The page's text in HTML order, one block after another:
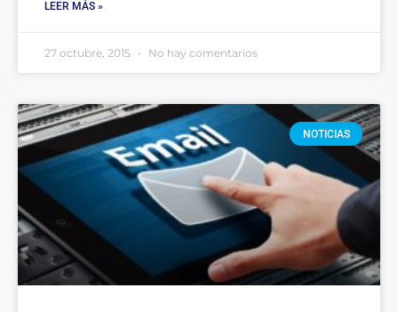
LEER MÁS »
27 octubre, 2015 No hay comentarios
NOTICIAS